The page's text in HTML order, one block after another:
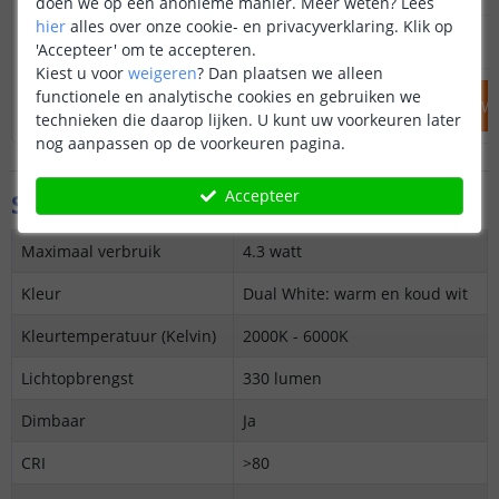
OP VOORRAAD 6,95
IN WINKELWAGEN IN
Specificaties
Maximaal verbruik
4.3 watt
Kleur
Dual White: warm en koud wit
Kleurtemperatuur (Kelvin)
2000K - 6000K
Lichtopbrengst
330 lumen
Dimbaar
Ja
CRI
>80
hier alles over onze cookie- en privacyverklaring. Klik op
'Accepteer' om te accepteren.
Kiest u voor weigeren? Dan plaatsen we alleen
functionele en analytische cookies en gebruiken we
technieken die daarop lijken. U kunt uw voorkeuren later
nog aanpassen op de voorkeuren pagina.
Accepteer